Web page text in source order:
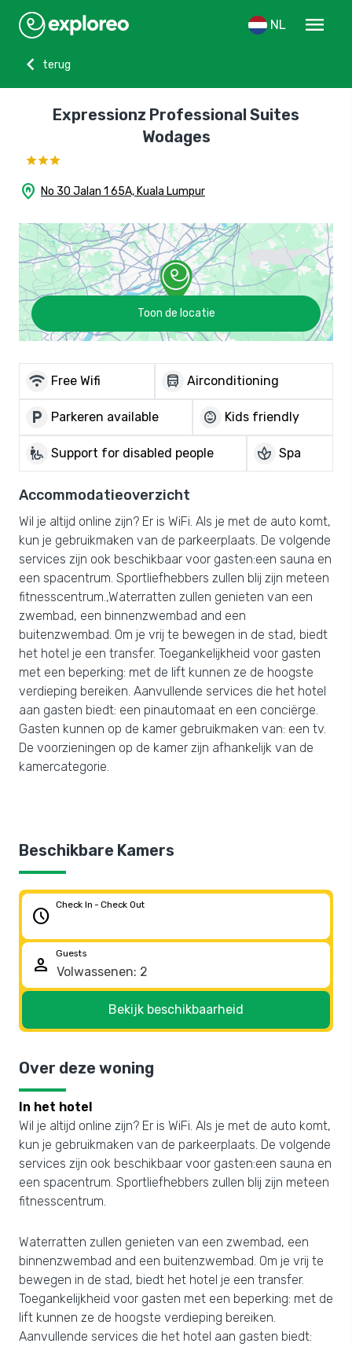
NL
menu
chevron_left
terug
Expressionz Professional Suites
Wodages
home_pin No 30 Jalan 1 65A, Kuala Lumpur
Toon de locatie
wifi Free Wifi directions_bus Airconditioning
local_parking Parkeren available child_care Kids friendly
wheelchair_pickup Support for disabled people spa Spa
Accommodatieoverzicht
Wil je altijd online zijn? Er is WiFi. Als je met de auto komt,
kun je gebruikmaken van de parkeerplaats. De volgende
services zijn ook beschikbaar voor gasten:een sauna en
een spacentrum. Sportliefhebbers zullen blij zijn meteen
fitnesscentrum.,Waterratten zullen genieten van een
zwembad, een binnenzwembad and een
buitenzwembad. Om je vrij te bewegen in de stad, biedt
het hotel je een transfer. Toegankelijkheid voor gasten
met een beperking: met de lift kunnen ze de hoogste
verdieping bereiken. Aanvullende services die het hotel
aan gasten biedt: een pinautomaat en een conciërge.
Gasten kunnen op de kamer gebruikmaken van: een tv.
De voorzieningen op de kamer zijn afhankelijk van de
kamercategorie.
Beschikbare Kamers
schedule
Check In - Check Out
person
Guests
Bekijk beschikbaarheid
Over deze woning
In het hotel
Wil je altijd online zijn? Er is WiFi. Als je met de auto komt,
kun je gebruikmaken van de parkeerplaats. De volgende
services zijn ook beschikbaar voor gasten:een sauna en
een spacentrum. Sportliefhebbers zullen blij zijn meteen
fitnesscentrum.
Waterratten zullen genieten van een zwembad, een
binnenzwembad and een buitenzwembad. Om je vrij te
bewegen in de stad, biedt het hotel je een transfer.
Toegankelijkheid voor gasten met een beperking: met de
lift kunnen ze de hoogste verdieping bereiken.
Aanvullende services die het hotel aan gasten biedt: